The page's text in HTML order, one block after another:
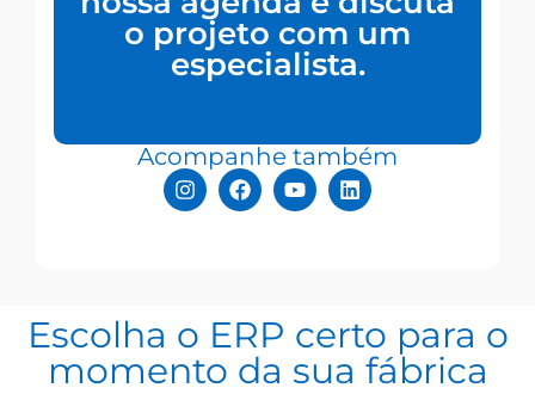
o projeto com um
especialista.
Acompanhe também
Escolha o ERP certo para o
momento da sua fábrica